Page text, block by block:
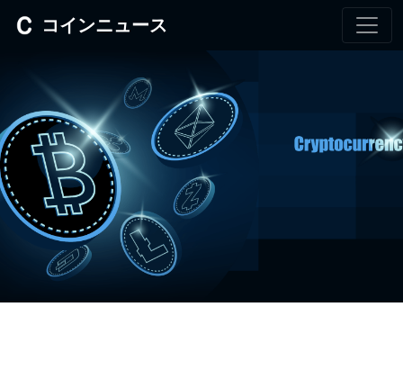
コインニュース